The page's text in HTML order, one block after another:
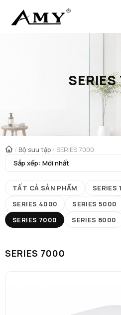
/ Bộ sưu tập / SERIES 7000
TẤT CẢ SẢN PHẨM SERIES
SERIES 4000
SERIES 5000
SERIES 7000
SERIES 8000
SERIES 7000